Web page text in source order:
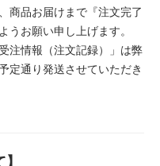
商品お届けまで『注文完了
うお願い申し上げます。
注情報（注文記録）」は弊
定通り発送させていただき